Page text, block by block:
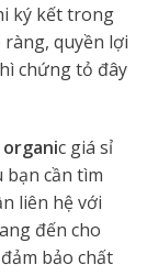
ký kết trong
quyền lợi
chứng tỏ đây
c giá sỉ
cần tìm
liên hệ với
đến cho
bảo chất